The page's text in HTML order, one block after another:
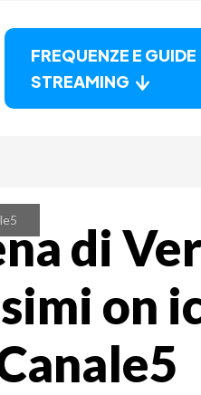
FREQUENZE E GUIDE
STREAMING
di
on